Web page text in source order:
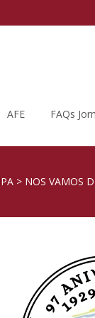
AFE FAQs
> NOS VAMOS